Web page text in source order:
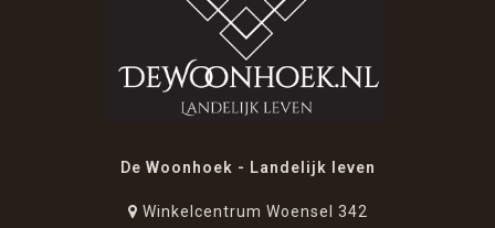
De Woonhoek - Landelijk leven
Winkelcentrum Woensel 342